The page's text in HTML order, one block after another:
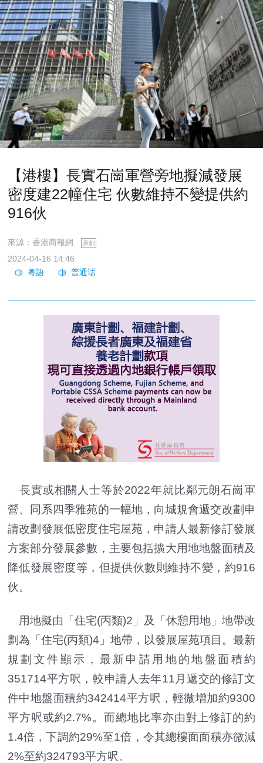
【港樓】長實石崗軍營旁地擬減發展
密度建22幢住宅 伙數維持不變提供約
916伙
來源：香港商報網 原創
2024-04-16 14:46
長實或相關人士等於2022年就比鄰元朗石崗軍
營、同系四季雅苑的一幅地，向城規會遞交改劃申
請改劃發展低密度住宅屋苑，申請人最新修訂發展
方案部分發展參數，主要包括擴大用地地盤面積及
降低發展密度等，但提供伙數則維持不變，約916
伙。
用地擬由「住宅(丙類)2」及「休憩用地」地帶改
劃為「住宅(丙類)4」地帶，以發展屋苑項目。最新
規劃文件顯示，最新申請用地的地盤面積約
351714平方呎，較申請人去年11月遞交的修訂文
件中地盤面積約342414平方呎，輕微增加約9300
平方呎或約2.7%。而總地比率亦由對上修訂的約
1.4倍，下調約29%至1倍，令其總樓面面積亦微減
2%至約324793平方呎。